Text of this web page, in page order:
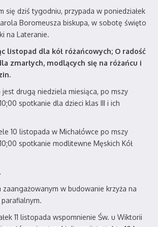
się dziś tygodniu, przypada w poniedziałek
Boromeusza biskupa, w sobotę święto
na Lateranie.
listopad dla kół różańcowych; O radość
zmarłych, modlących się na różańcu i
jest drugą niedziela miesiąca, po mszy
spotkanie dla dzieci klas III i ich
10 listopada w Michałówce po mszy
spotkanie modlitewne Męskich Kół
zaangażowanym w budowanie krzyża na
11 listopada wspomnienie Św. u Wiktorii